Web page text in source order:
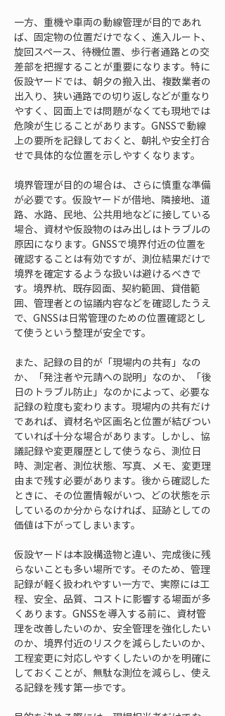
一方、重機や車両の動線管理が目的であれ
ば、固定物の位置だけでなく、進入ルート、
旋回スペース、待機位置、歩行者通路との交
差部を把握することが重要になります。特に
仮設ヤードでは、朝夕の搬入出、複数業者の
出入り、狭い通路での切り返しなどが重なり
やすく、図面上では問題がなくても現地では
危険が生じることがあります。GNSSで動線
上の要所を記録しておくと、朝礼や安全打合
せで具体的な位置を示しやすくなります。
境界管理が目的の場合は、さらに慎重な準備
が必要です。仮設ヤードが借地、隣接地、道
路、水路、民地、公共用地などに接している
場合、資材や仮設物のはみ出しはトラブルの
原因になります。GNSSで境界付近の位置を
確認することは有効ですが、測位結果だけで
境界を確定するような扱いは避けるべきで
す。境界杭、既存図面、契約範囲、貸借範
囲、管理者との協議内容などを確認したうえ
で、GNSSは日常管理のための位置確認とし
て使うという整理が安全です。
また、記録の目的が「現場内の共有」なの
か、「発注者や元請への説明」なのか、「後
日のトラブル防止」なのかによって、必要な
記録の粒度も変わります。現場内の共有だけ
であれば、資材名や区画名と位置が結びつい
ていれば十分な場合があります。しかし、協
議記録や変更履歴として使うなら、測位日
時、測定者、測位状態、写真、メモ、変更理
由まで残す必要があります。後から確認した
ときに、その位置情報がいつ、どの状態を示
しているのか分からなければ、証跡としての
価値は下がってしまいます。
仮設ヤードは本設構造物と違い、完成後に残
らないことも多い場所です。そのため、管理
記録が軽く扱われやすい一方で、実際には工
程、安全、品質、コストに影響する場面が多
くあります。GNSSを導入する前に、資材管
理を改善したいのか、安全管理を強化したい
のか、境界付近のリスクを減らしたいのか、
工程変更に対応しやすくしたいのかを明確に
しておくことが、無駄な測位を減らし、使え
る記録を残す第一歩です。